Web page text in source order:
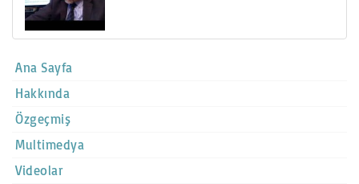
Ana Sayfa
Hakkında
Özgeçmiş
Multimedya
Videolar